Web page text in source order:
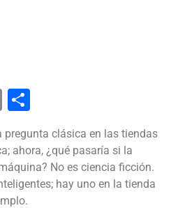
Email
pregunta clásica en las tiendas
ahora, ¿qué pasaría si la
No es ciencia ficción.
hay uno en la tienda